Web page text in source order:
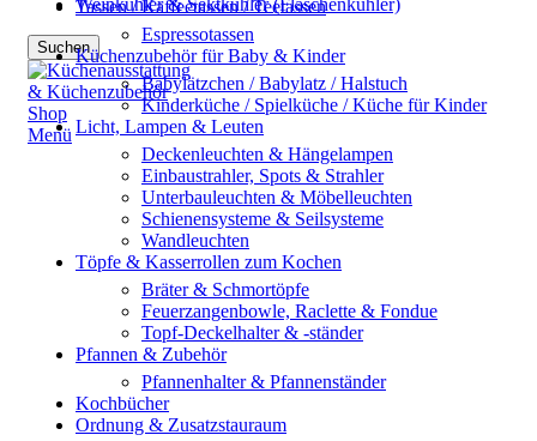
Weinkühler & Sektkühler (Flaschenkühler)
Suchen
Menü
Tassen / Kaffeetassen / Teetassen
Espressotassen
Küchenzubehör für Baby & Kinder
Babylätzchen / Babylatz / Halstuch
Kinderküche / Spielküche / Küche für Kinder
Licht, Lampen & Leuten
Deckenleuchten & Hängelampen
Einbaustrahler, Spots & Strahler
Unterbauleuchten & Möbelleuchten
Schienensysteme & Seilsysteme
Wandleuchten
Töpfe & Kasserrollen zum Kochen
Bräter & Schmortöpfe
Feuerzangenbowle, Raclette & Fondue
Topf-Deckelhalter & -ständer
Pfannen & Zubehör
Pfannenhalter & Pfannenständer
Kochbücher
Ordnung & Zusatzstauraum